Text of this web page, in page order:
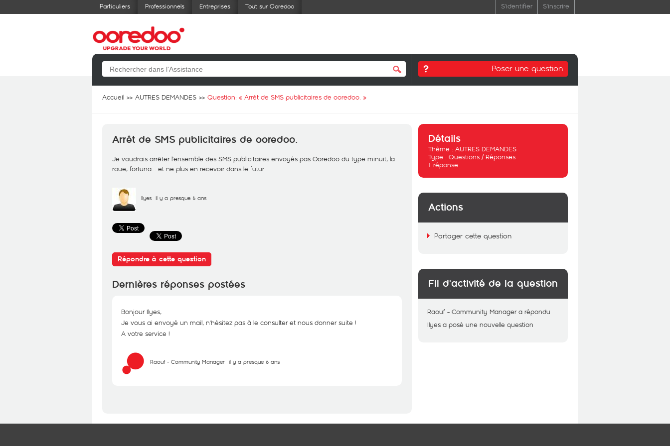
Particuliers Professionnels Entreprises Tout sur Ooredoo S'identifier S'inscrire
Poser une question
Accueil AUTRES DEMANDES Question: « Arrêt de SMS publicitaires de ooredoo. »
Arrêt de SMS publicitaires de ooredoo.
Je voudrais arrêter l'ensemble des SMS publicitaires envoyés pas Ooredoo du type minuit, la
roue, fortuna... et ne plus en recevoir dans le futur.
Ilyes il y a presque 6 ans
Répondre à cette question
Dernières réponses postées
Bonjour Ilyes,
Je vous ai envoyé un mail, n'hésitez pas à le consulter et nous donner suite !
A votre service !
Raouf - Community Manager il y a presque 6 ans
Détails
Thème : AUTRES DEMANDES
Type : Questions / Réponses
1 réponse
Actions
Partager cette question
Fil d'activité de la question
Raouf - Community Manager a répondu
Ilyes a posé une nouvelle question